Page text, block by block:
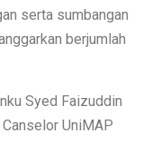
serta sumbangan
berjumlah
Syed Faizuddin
UniMAP